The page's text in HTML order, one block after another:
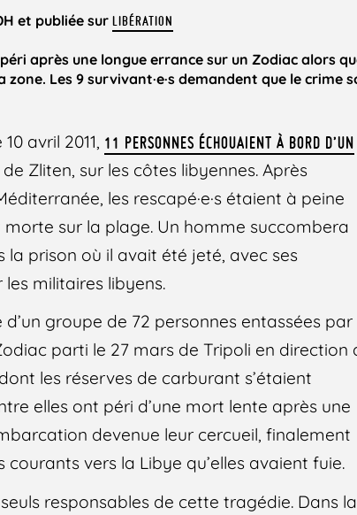
et publiée surLIBÉRATION
après une longue errance sur un Zodiac alors
Les 9 survivant·e·s demandent que le crime
avril 2011, 11 PERSONNES ÉCHOUAIENT À BORD D’UN
Zliten, sur les côtes libyennes. Après
les rescapé·e·s étaient à peine
morte sur la plage. Un homme succombera
la prison où il avait été jeté, avec ses
militaires libyens.
d’un groupe de 72 personnes entassées par
parti le 27 mars de Tripoli en direction
les réserves de carburant s’étaient
elles ont péri d’une mort lente après une
devenue leur cercueil, finalement
vers la Libye qu’elles avaient fuie.
responsables de cette tragédie. Dans la